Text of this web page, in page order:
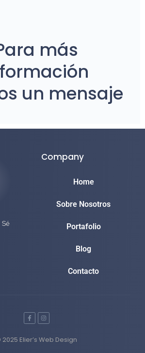
más
un mensaje
Sé
Company
Home
Sobre Nosotros
Portafolio
Blog
Contacto
2025 Elier’s Web Design